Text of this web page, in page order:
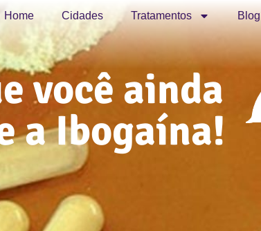
Home Cidades Tratamentos Blog
você ainda
a Ibogaína!